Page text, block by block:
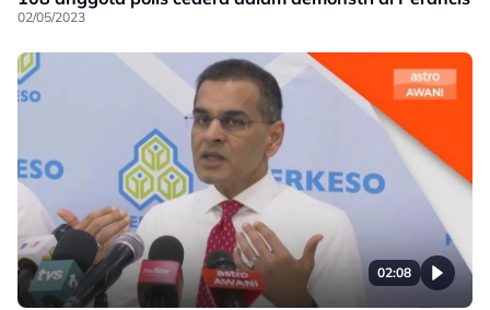
02/05/2023
02:08